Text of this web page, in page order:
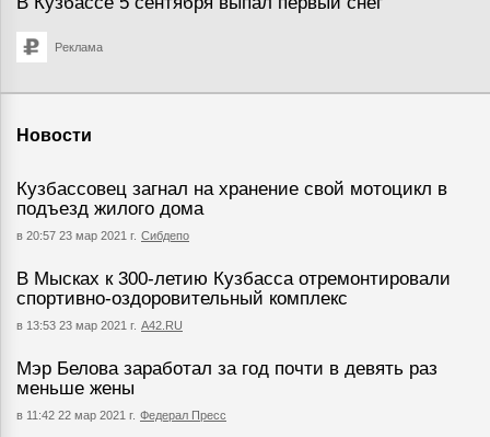
Реклама
Новости
Кузбассовец загнал на хранение свой мотоцикл в
подъезд жилого дома
в 20:57 23 мар 2021 г. Сибдепо
В Мысках к 300-летию Кузбасса отремонтировали
спортивно-оздоровительный комплекс
в 13:53 23 мар 2021 г. А42.RU
Мэр Белова заработал за год почти в девять раз
меньше жены
в 11:42 22 мар 2021 г. Федерал Пресс